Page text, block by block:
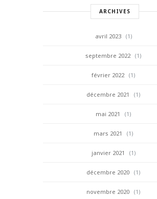
ARCHIVES
avril 2023 (1)
septembre 2022 (1)
février 2022 (1)
décembre 2021 (1)
mai 2021 (1)
mars 2021 (1)
janvier 2021 (1)
décembre 2020 (1)
novembre 2020 (1)